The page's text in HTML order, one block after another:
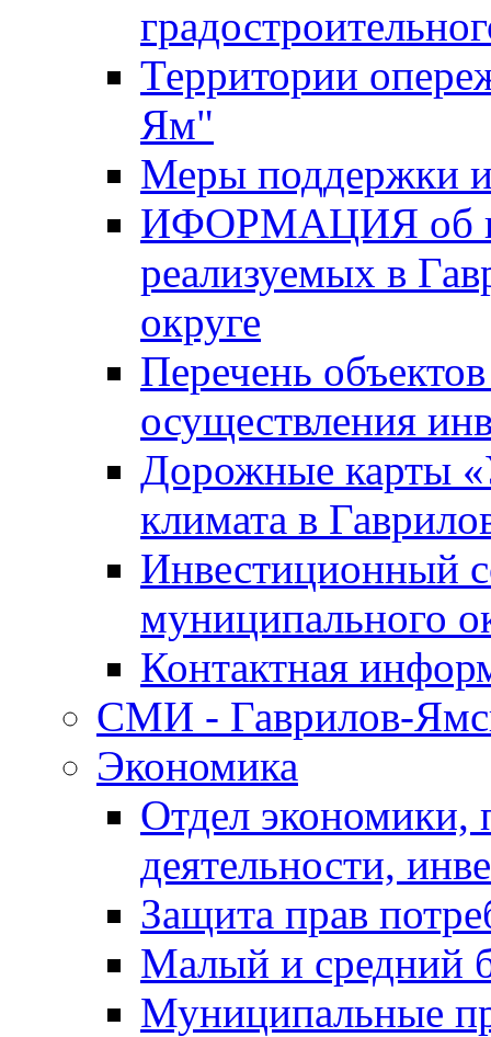
Территории
Ям"
Меры поддержки
ИФОРМАЦИЯ об
реализуемых в
округе
Перечень
осуществления
Дорожные карты
климата в
Инвестиционный
муниципального
Контактная
СМИ - Гаврилов-
Экономика
Отдел экономики,
деятельности,
Защита прав
Малый и средний
Муниципальные